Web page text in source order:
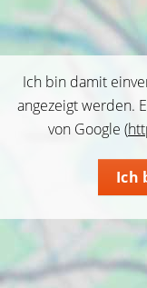
Ich bin damit
angezeigt werden.
von Google (
Ich